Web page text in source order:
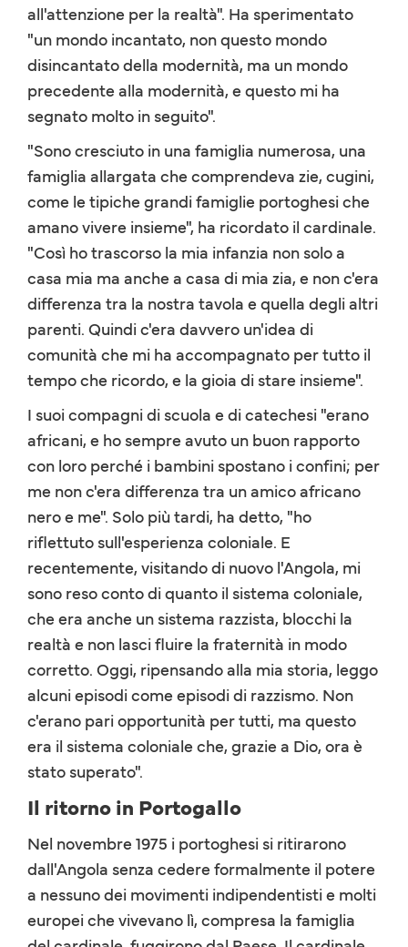
all'attenzione per la realtà". Ha sperimentato
"un mondo incantato, non questo mondo
disincantato della modernità, ma un mondo
precedente alla modernità, e questo mi ha
segnato molto in seguito".
"Sono cresciuto in una famiglia numerosa, una
famiglia allargata che comprendeva zie, cugini,
come le tipiche grandi famiglie portoghesi che
amano vivere insieme", ha ricordato il cardinale.
"Così ho trascorso la mia infanzia non solo a
casa mia ma anche a casa di mia zia, e non c'era
differenza tra la nostra tavola e quella degli altri
parenti. Quindi c'era davvero un'idea di
comunità che mi ha accompagnato per tutto il
tempo che ricordo, e la gioia di stare insieme".
I suoi compagni di scuola e di catechesi "erano
africani, e ho sempre avuto un buon rapporto
con loro perché i bambini spostano i confini; per
me non c'era differenza tra un amico africano
nero e me". Solo più tardi, ha detto, "ho
riflettuto sull'esperienza coloniale. E
recentemente, visitando di nuovo l'Angola, mi
sono reso conto di quanto il sistema coloniale,
che era anche un sistema razzista, blocchi la
realtà e non lasci fluire la fraternità in modo
corretto. Oggi, ripensando alla mia storia, leggo
alcuni episodi come episodi di razzismo. Non
c'erano pari opportunità per tutti, ma questo
era il sistema coloniale che, grazie a Dio, ora è
stato superato".
Il ritorno in Portogallo
Nel novembre 1975 i portoghesi si ritirarono
dall'Angola senza cedere formalmente il potere
a nessuno dei movimenti indipendentisti e molti
europei che vivevano lì, compresa la famiglia